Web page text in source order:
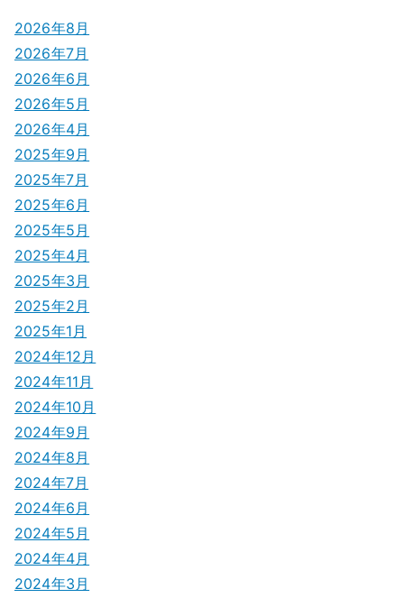
ビ
ゲ
ー
シ
ョ
ン
2026年8月
2026年7月
2026年6月
2026年5月
2026年4月
2025年9月
2025年7月
2025年6月
2025年5月
2025年4月
2025年3月
2025年2月
2025年1月
2024年12月
2024年11月
2024年10月
2024年9月
2024年8月
2024年7月
2024年6月
2024年5月
2024年4月
2024年3月